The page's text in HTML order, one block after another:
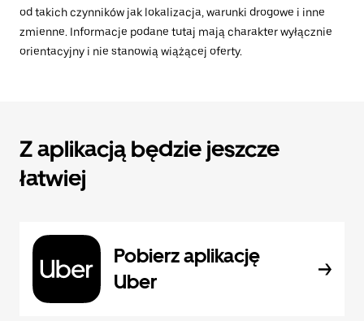
od takich czynników jak lokalizacja, warunki drogowe i inne
zmienne. Informacje podane tutaj mają charakter wyłącznie
orientacyjny i nie stanowią wiążącej oferty.
Z aplikacją będzie jeszcze
łatwiej
Pobierz aplikację
Uber